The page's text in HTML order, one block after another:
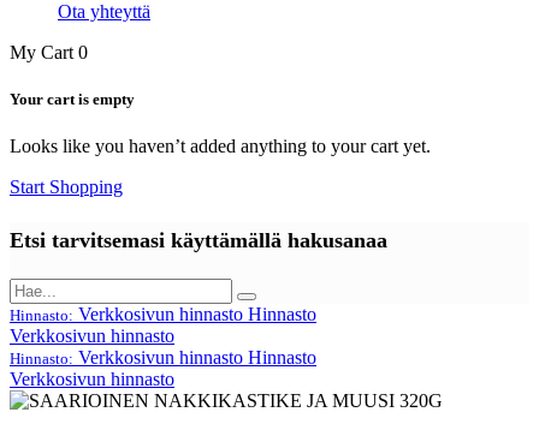
Ota yhteyttä
My Cart 0
Your cart is empty
Looks like you haven’t added anything to your cart yet.
Start Shopping
Etsi tarvitsemasi käyttämällä hakusanaa
Hinnasto: Verkkosivun hinnasto Hinnasto
Verkkosivun hinnasto
Hinnasto: Verkkosivun hinnasto Hinnasto
Verkkosivun hinnasto